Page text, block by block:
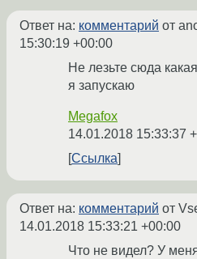
Ответ на: комментарий от
15:30:19 +00:00
Не лезьте сюда
я запускаю
Megafox
14.01.2018 15:33:37
Ссылка
Ответ на: комментарий от
14.01.2018 15:33:21 +00:00
Что не видел? У